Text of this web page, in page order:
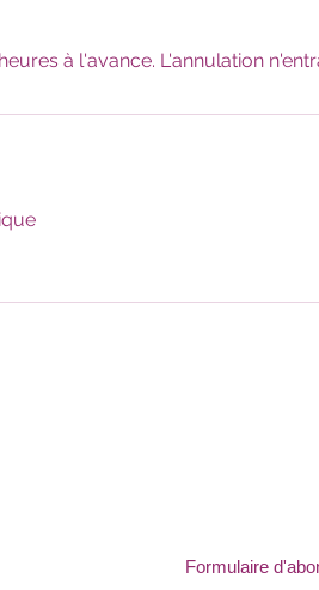
à l'avance. L'annulation
Formulaire